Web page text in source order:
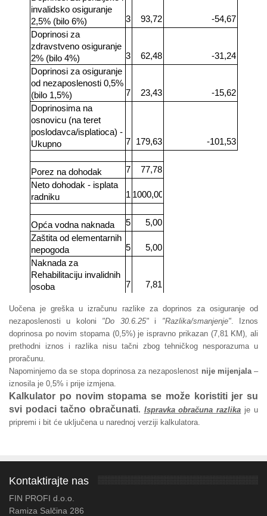
Uočena je greška u izračunu razlike za doprinos za osiguranje od
nezaposlenosti u koloni "Do 30.6.25"i "Razlika/smanjenje". Iznos
doprinosa po novim stopama (0,5%) je ispravno prikazan (7,81 KM), ali
prethodni iznos i razlika nisu tačni zbog tehničkog nesporazuma u
proračunu.
Napominjemo da se stopa doprinosa za nezaposlenost nije mijenjala–
iznosila je 0,5% i prije izmjena.
Kalkulator po novim stopama se može koristiti jer su
svi podaci tačno obračunati. Ispravka obračuna razlika je u
pripremi i bit će uključena u narednoj verziji kalkulatora.
Kontaktirajte nas
FIN PROFI d.o.o.
Ramiza Salčina 286